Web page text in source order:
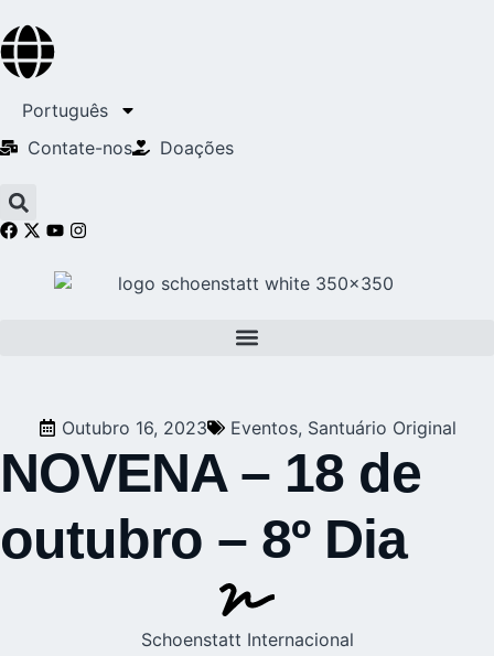
Português
Contate-nos
Doações
Outubro 16, 2023 Eventos, Santuário Original
NOVENA – 18 de
outubro – 8º Dia
Schoenstatt Internacional